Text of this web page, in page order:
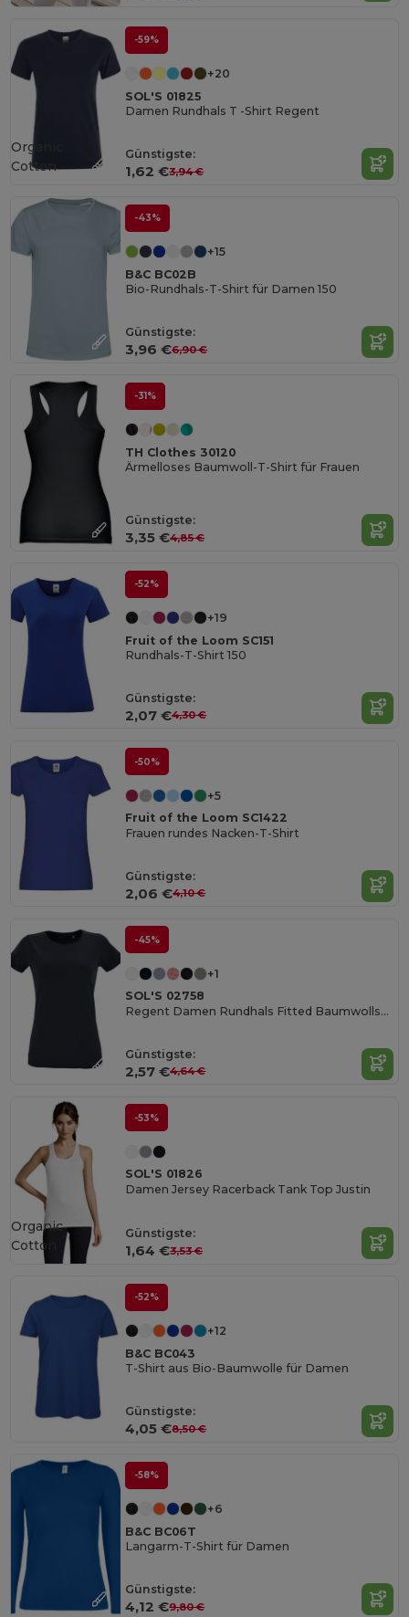
-59%
+20
SOL'S 01825
Damen Rundhals T -Shirt Regent
Günstigste:
1,62 €3,94 €
Organic
Cotton
-43%
+15
B&C BC02B
Bio-Rundhals-T-Shirt für Damen 150
Günstigste:
3,96 €6,90 €
-31%
TH Clothes 30120
Ärmelloses Baumwoll-T-Shirt für Frauen
Günstigste:
3,35 €4,85 €
-52%
+19
Fruit of the Loom SC151
Rundhals-T-Shirt 150
Günstigste:
2,07 €4,30 €
-50%
+5
Fruit of the Loom SC1422
Frauen rundes Nacken-T-Shirt
Günstigste:
2,06 €4,10 €
-45%
+1
SOL'S 02758
Regent Damen Rundhals Fitted Baumwollshirt
Günstigste:
2,57 €4,64 €
-53%
SOL'S 01826
Damen Jersey Racerback Tank Top Justin
Günstigste:
1,64 €3,53 €
Organic
Cotton
-52%
+12
B&C BC043
T-Shirt aus Bio-Baumwolle für Damen
Günstigste:
4,05 €8,50 €
-58%
+6
B&C BC06T
Langarm-T-Shirt für Damen
Günstigste:
4,12 €9,80 €